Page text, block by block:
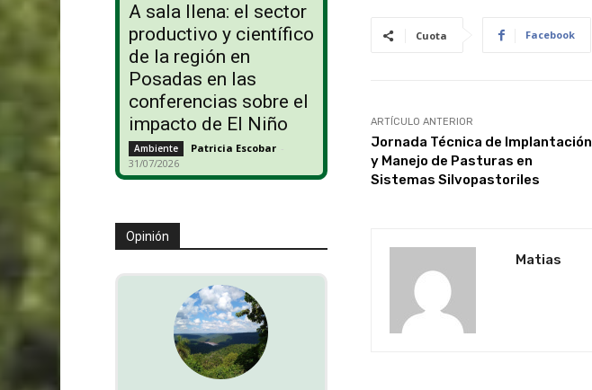
A sala llena: el sector
productivo y científico
de la región en
Posadas en las
conferencias sobre el
impacto de El Niño
Ambiente Patricia Escobar -
31/07/2026
Opinión
Cuota Facebook
ARTÍCULO ANTERIOR
Jornada Técnica de Implantación
y Manejo de Pasturas en
Sistemas Silvopastoriles
Matias